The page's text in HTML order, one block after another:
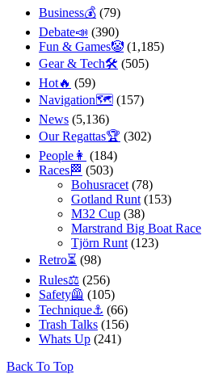
Business💰 (79)
Debate📣 (390)
Fun & Games🤡 (1,185)
Gear & Tech🛠 (505)
Hot🔥 (59)
Navigation🗺 (157)
News (5,136)
Our Regattas🏆 (302)
People👩 (184)
Races🏁 (503)
Bohusracet (78)
Gotland Runt (153)
M32 Cup (38)
Marstrand Big Boat Race
Tjörn Runt (123)
Retro⏳ (98)
Rules⚖️ (256)
Safety🦺 (105)
Technique⚓️ (66)
Trash Talks (156)
Whats Up (241)
Back To Top